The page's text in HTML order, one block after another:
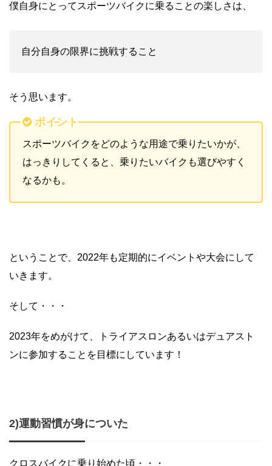
僕自身にとってスポーツバイクに乗ることの楽しさは、
自分自身の限界に挑戦すること
そう思います。
ポイント
スポーツバイクをどのような用途で乗りたいかが、
はっきりしてくると、乗りたいバイクも選びやすく
なるかも。
ということで、2022年も定期的にイベントや大会にして
いきます。
そして・・・
2023年をめがけて、トライアスロンあるいはデュアスト
ンに参加することを目標にしています！
2)運動習慣が身についた
クロスバイクに乗り始めた頃・・・